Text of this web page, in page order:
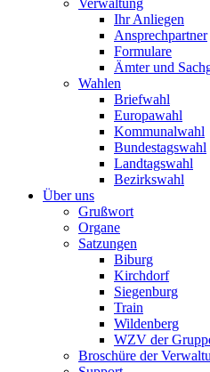
Verwaltung
Ihr Anliegen
Ansprechpartner
Formulare
Ämter und
Wahlen
Briefwahl
Europawahl
Kommunalwahl
Bundestagswahl
Landtagswahl
Bezirkswahl
Über uns
Grußwort
Organe
Satzungen
Biburg
Kirchdorf
Siegenburg
Train
Wildenberg
WZV der
Broschüre der